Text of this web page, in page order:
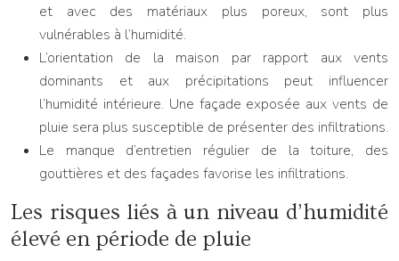
et avec des matériaux plus poreux, sont plus
vulnérables à l’humidité.
L’orientation de la maison par rapport aux vents
dominants et aux précipitations peut influencer
l’humidité intérieure. Une façade exposée aux vents de
pluie sera plus susceptible de présenter des infiltrations.
Le manque d’entretien régulier de la toiture, des
gouttières et des façades favorise les infiltrations.
Les risques liés à un niveau d’humidité
élevé en période de pluie